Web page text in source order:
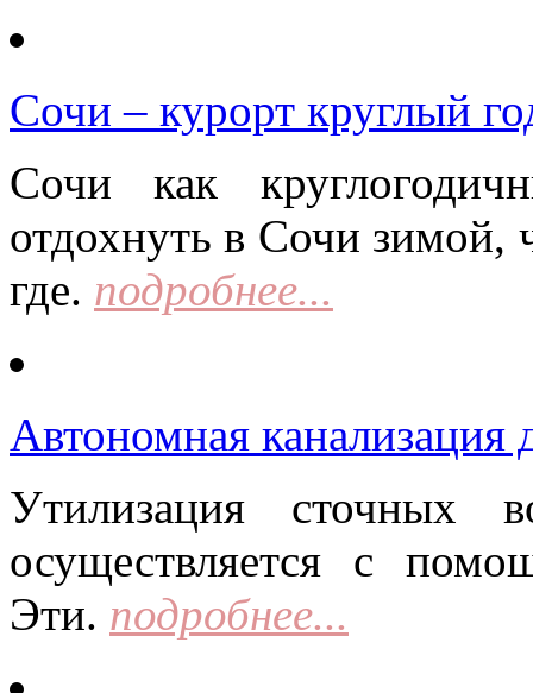
Сочи – курорт круглый
Сочи как
отдохнуть в Сочи зимой,
где. подробнее...
Автономная канализация
Утилизация сточных
осуществляется с
Эти. подробнее...